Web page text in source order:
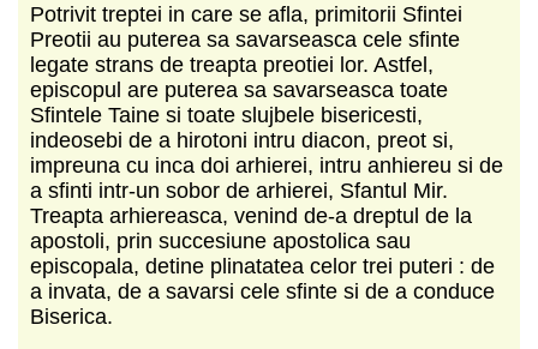
Potrivit treptei in care se afla, primitorii Sfintei
Preotii au puterea sa savarseasca cele sfinte
legate strans de treapta preotiei lor. Astfel,
episcopul are puterea sa savarseasca toate
Sfintele Taine si toate slujbele bisericesti,
indeosebi de a hirotoni intru diacon, preot si,
impreuna cu inca doi arhierei, intru anhiereu si de
a sfinti intr-un sobor de arhierei, Sfantul Mir.
Treapta arhiereasca, venind de-a dreptul de la
apostoli, prin succesiune apostolica sau
episcopala, detine plinatatea celor trei puteri : de
a invata, de a savarsi cele sfinte si de a conduce
Biserica.